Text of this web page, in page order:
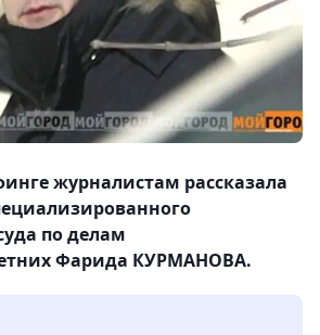
журналистам рассказала
по делам
Фарида КУРМАНОВА.